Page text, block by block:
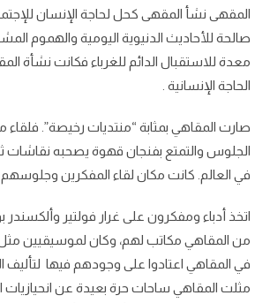
المقهى نشأ المقهى كحل لحاجة الإنسان
صالحة للأحاديث الدنيوية اليومية والهموم
معدة للاستقبال الدائم للغرباء فكانت نشأة
الحاجة الإنسانية .
صارت المقاهي بمثابة “منتديات رخيصة”. فلقاء
الجلوس والتمتع بفنجان قهوة يصحبه
في العالم. كانت مكان لقاء المفكرين
اتخذ أدباء ومفكرون على غرار فولتير
من المقاهي مكاتب لهم، وكان لموسيقيين
في المقاهي اعتادوا على وجودهم فيها لتأليف
مثلت المقاهي ساحات حرة بعيدة عن انحيازيات